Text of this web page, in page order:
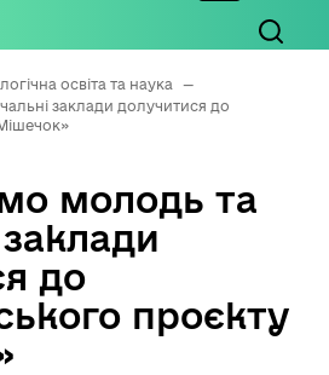
освіта та наука
—
заклади долучитися до
молодь та
до
проєкту